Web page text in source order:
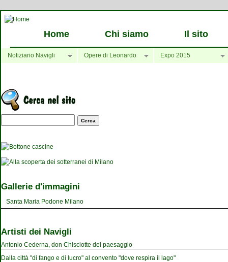
Home Chi siamo Il sito
Notiziario Navigli Opere di Leonardo Expo 2015
Maschera di ricerca
Gallerie d'immagini
Santa Maria Podone Milano
Artisti dei Navigli
Antonio Cederna, don Chisciotte del paesaggio
Dalla città "di fango e di lucro" al convento "dove respira il lago"